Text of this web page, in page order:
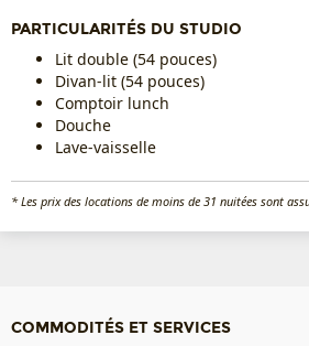
PARTICULARITÉS DU STUDIO
Lit double (54 pouces)
Divan-lit (54 pouces)
Comptoir lunch
Douche
Lave-vaisselle
* Les prix des locations de moins de 31 nuitées sont
COMMODITÉS ET SERVICES